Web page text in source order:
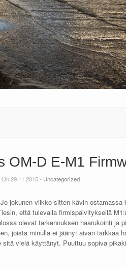
OM-D E-M1
On 29.11.2015 - Uncategorized
jokunen viikko sitten kävin ostamassa
että tulevalla firmispäivityksellä
olevat tarkennuksen haarukointi ja
joista minulla ei jäänyt aivan tarkkaa
vielä käyttänyt. Puuttuu sopiva